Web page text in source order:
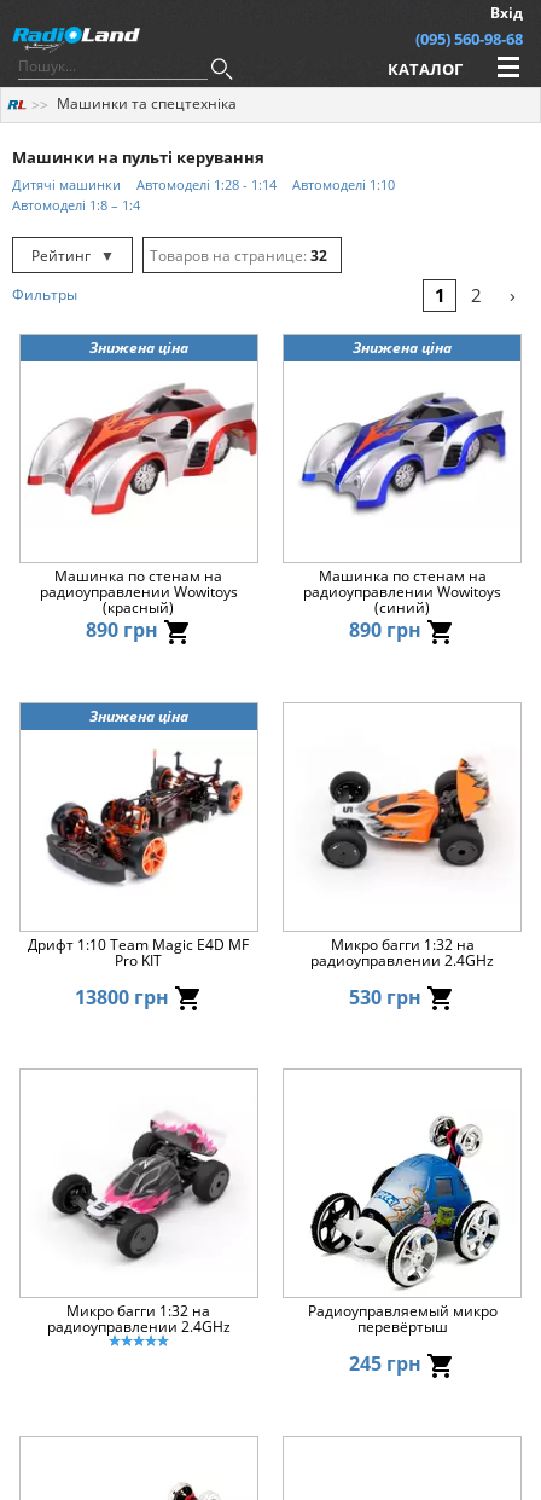
Вхід
(095) 560-98-68
КАТАЛОГ
Машинки та спецтехніка
Машинки на пульті керування
Дитячі машинки Автомоделі 1:28 - 1:14
Автомоделі 1:10
Автомоделі 1:8 – 1:4
Рейтинг
▼
Рейтинг
Дата ▼
Ціна ▼
32
Фильтры 1 2 ›
Знижена ціна
Машинка по стенам на
радиоуправлении Wowitoys
(красный)
890 грн
Знижена ціна
Машинка по стенам на
радиоуправлении Wowitoys
(синий)
890 грн
Знижена ціна
Дрифт 1:10 Team Magic E4D MF
Pro KIT
13800 грн
Микро багги 1:32 на
радиоуправлении 2.4GHz
530 грн
Микро багги 1:32 на
радиоуправлении 2.4GHz
Радиоуправляемый микро
перевёртыш
245 грн